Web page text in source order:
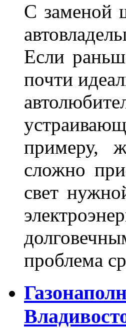
С заменой
Если
почти
примеру,
сложно
свет
проблема